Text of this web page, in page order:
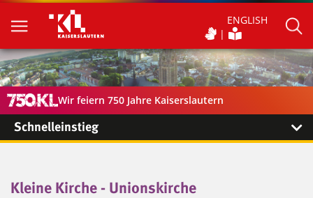
ENGLISH
Wir feiern 750 Jahre Kaiserslautern
Schnelleinstieg
Kleine Kirche - Unionskirche